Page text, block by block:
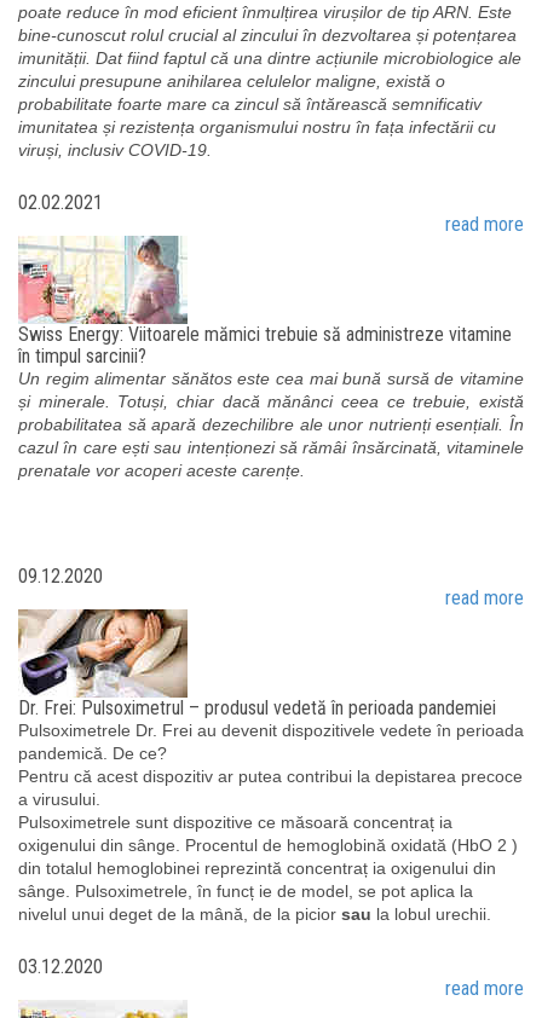
poate reduce în mod eficient înmulțirea virușilor de tip ARN. Este
bine-cunoscut rolul crucial al zincului în dezvoltarea și potențarea
imunității. Dat fiind faptul că una dintre acțiunile microbiologice ale
zincului presupune anihilarea celulelor maligne, există o
probabilitate foarte mare ca zincul să întărească semnificativ
imunitatea și rezistența organismului nostru în fața infectării cu
viruși, inclusiv COVID-19.
02.02.2021
read more
Swiss Energy: Viitoarele mămici trebuie să administreze vitamine
în timpul sarcinii?
Un regim alimentar sănătos este cea mai bună sursă de vitamine
și minerale. Totuși, chiar dacă mănânci ceea ce trebuie, există
probabilitatea să apară dezechilibre ale unor nutrienți esențiali. În
cazul în care ești sau intenționezi să rămâi însărcinată, vitaminele
prenatale vor acoperi aceste carențe.
09.12.2020
read more
Dr. Frei: Pulsoximetrul – produsul vedetă în perioada pandemiei
Pulsoximetrele Dr. Frei au devenit dispozitivele vedete în perioada
pandemică. De ce?
Pentru că acest dispozitiv ar putea contribui la depistarea precoce
a virusului.
Pulsoximetrele sunt dispozitive ce măsoară concentraț ia
oxigenului din sânge. Procentul de hemoglobină oxidată (HbO 2 )
din totalul hemoglobinei reprezintă concentraț ia oxigenului din
sânge. Pulsoximetrele, în funcț ie de model, se pot aplica la
nivelul unui deget de la mână, de la picior sau la lobul urechii.
03.12.2020
read more